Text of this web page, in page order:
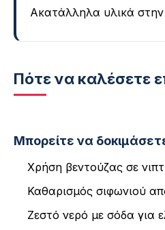
Ακατάλληλα υλικά
Πότε να καλέσετε
Μπορείτε να
Χρήση βεντούζας σε
Καθαρισμός σιφωνιού
Ζεστό νερό με σόδα για